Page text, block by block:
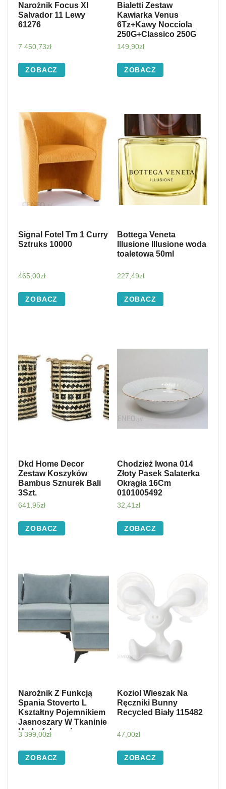
Narożnik Focus Xl
Salvador 11 Lewy
61276
7 450,73zł
ZOBACZ
Bialetti Zestaw
Kawiarka Venus
6Tz+Kawy Nocciola
250G+Classico 250G
149,90zł
ZOBACZ
Signal Fotel Tm 1 Curry
Sztruks 10000
465,00zł
ZOBACZ
Bottega Veneta
Illusione Illusione woda
toaletowa 50ml
227,49zł
ZOBACZ
Dkd Home Decor
Zestaw Koszyków
Bambus Sznurek Bali
3Szt.
641,95zł
ZOBACZ
Chodzież Iwona 014
Złoty Pasek Salaterka
Okrągła 16Cm
0101005492
32,41 zł
ZOBACZ
Narożnik Z Funkcją
Spania Stoverto L
Kształtny Pojemnikiem
Jasnoszary W Tkaninie
Hydrofobowej
3 399,00zł
ZOBACZ
Koziol Wieszak Na
Ręczniki Bunny
Recycled Biały 115482
47,00zł
ZOBACZ